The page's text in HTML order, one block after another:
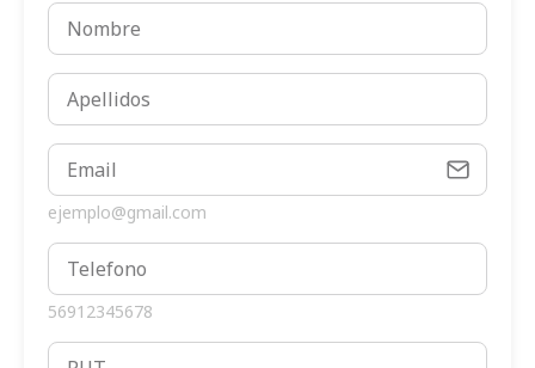
ejemplo@gmail.com
56912345678